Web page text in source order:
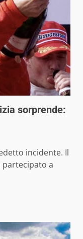
sorprende:
incidente. Il
partecipato a